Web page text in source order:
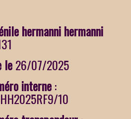
hermanni hermanni
le26/07/2025
interne:
10